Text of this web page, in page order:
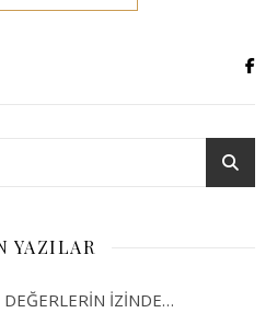
YAZILAR
İZİNDE…